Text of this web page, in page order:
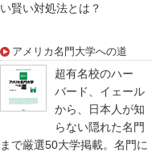
い賢い対処法とは？
アメリカ名門大学への道
超有名校のハー
バード、イェール
から、日本人が知
らない隠れた名門
まで厳選50大学掲載。名門に